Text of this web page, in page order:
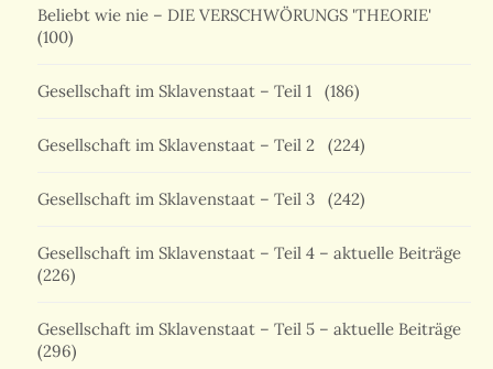
Beliebt wie nie – DIE VERSCHWÖRUNGS 'THEORIE'
(100)
Gesellschaft im Sklavenstaat – Teil 1 (186)
Gesellschaft im Sklavenstaat – Teil 2 (224)
Gesellschaft im Sklavenstaat – Teil 3 (242)
Gesellschaft im Sklavenstaat – Teil 4 – aktuelle Beiträge
(226)
Gesellschaft im Sklavenstaat – Teil 5 – aktuelle Beiträge
(296)